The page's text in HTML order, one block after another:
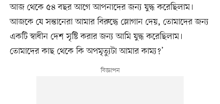
আজ থেকে ৫৪ বছর আগে আপনাদের জন্য যুদ্ধ করেছিলাম।
আজকে যে সন্তানেরা আমার বিরুদ্ধে স্লোগান দেয়, তোমাদের জন্য
একটি স্বাধীন দেশ সৃষ্টি করার জন্য আমি যুদ্ধ করেছিলাম।
তোমাদের কাছ থেকে কি অপমৃত্যুটা আমার কাম্য?’